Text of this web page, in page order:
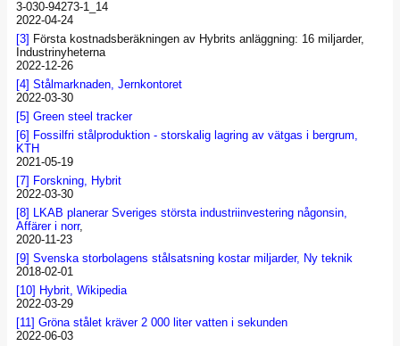
3-030-94273-1_14
2022-04-24
[3] Första kostnadsberäkningen av Hybrits anläggning: 16 miljarder,
Industrinyheterna
2022-12-26
[4] Stålmarknaden, Jernkontoret
2022-03-30
[5] Green steel tracker
[6] Fossilfri stålproduktion - storskalig lagring av vätgas i bergrum,
KTH
2021-05-19
[7] Forskning, Hybrit
2022-03-30
[8] LKAB planerar Sveriges största industriinvestering någonsin,
Affärer i norr,
2020-11-23
[9] Svenska storbolagens stålsatsning kostar miljarder, Ny teknik
2018-02-01
[10] Hybrit, Wikipedia
2022-03-29
[11] Gröna stålet kräver 2 000 liter vatten i sekunden
2022-06-03